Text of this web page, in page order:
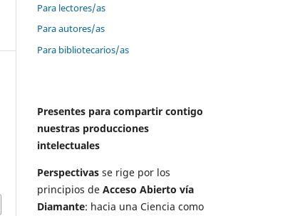
Para lectores/as
Para autores/as
Para bibliotecarios/as
Presentes para compartir contigo
nuestras producciones
intelectuales
Perspectivas se rige por los
principios de Acceso Abierto vía
Diamante: hacia una Ciencia como